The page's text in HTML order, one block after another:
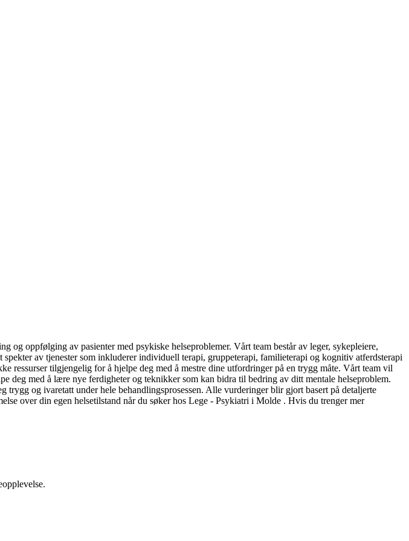
oppfølging av pasienter med psykiske helseproblemer. Vårt team består av leger, sykepleiere,
av tjenester som inkluderer individuell terapi, gruppeterapi, familieterapi og kognitiv atferdsterapi
ressurser tilgjengelig for å hjelpe deg med å mestre dine utfordringer på en trygg måte. Vårt team vil
deg med å lære nye ferdigheter og teknikker som kan bidra til bedring av ditt mentale helseproblem.
og ivaretatt under hele behandlingsprosessen. Alle vurderinger blir gjort basert på detaljerte
over din egen helsetilstand når du søker hos Lege - Psykiatri i Molde . Hvis du trenger mer